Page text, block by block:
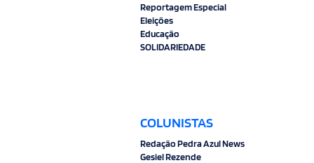
Reportagem Especial
Eleições
Educação
SOLIDARIEDADE
COLUNISTAS
Redação Pedra Azul News
Gesiel Rezende